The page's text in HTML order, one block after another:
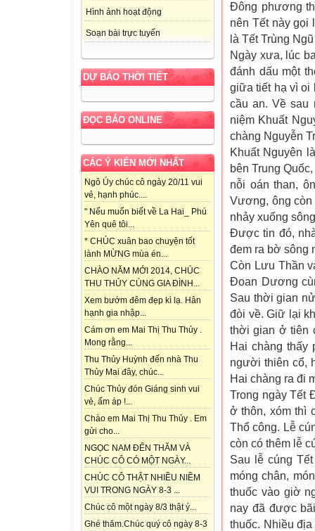
Hình ảnh hoạt động
Soạn bài trực tuyến
DỰ BÁO THỜI TIẾT
ĐỌC BÁO ONLINE
CÁC Ý KIẾN MỚI NHẤT
Ngô Úy chúc cô ngày 20/11 vui
vẻ, hạnh phúc....
" Nếu muốn biết về La Hai_ Phú
Yên quê tôi...
* CHÚC xuân bao chuyện tốt
lành MỪNG mùa én...
CHÀO NĂM MỚI 2014, CHÚC
THU THỦY CÙNG GIA ĐÌNH...
Xem bướm đêm đẹp kì lạ. Hân
hạnh gia nhập...
Cám ơn em Mai Thị Thu Thủy .
Mong rằng...
Thu Thủy Huỳnh đến nhà Thu
Thủy Mai đây, chúc...
Chúc Thủy đón Giáng sinh vui
vẻ, ấm áp !...
Chào em Mai Thị Thu Thủy . Em
gửi cho...
NGỌC NAM ĐẾN THĂM VÀ
CHÚC CÔ CÓ MỘT NGÀY...
CHÚC CÔ THẬT NHIỀU NIỀM
VUI TRONG NGÀY 8-3 ...
Chúc cô một ngày 8/3 thật ý...
Ghé thăm.Chúc quý cô ngày 8-3
Đông phương
nên Tết này gọi
là Tết Trùng
Ngày xưa, lúc
đánh dấu một
giữa tiết hạ vì oi
cầu an. Về sau
niệm Khuất
chàng Nguyễn
Khuất Nguyên
bên Trung
nỗi oán than,
Vương, ông còn
nhảy xuống
Được tin đó,
đem ra bờ sông
Còn Lưu Thần
Đoan Dương
Sau thời gian
đòi về. Giữ lại
thời gian ở tiên
Hai chàng thấy
người thiên cổ,
Hai chàng ra đi
Trong ngày Tết
ở thôn, xóm thì
Thổ công. Lễ
còn có thêm lễ
Sau lễ cúng
móng chân,
thuốc vào giờ
nay đã được
thuốc. Nhiều